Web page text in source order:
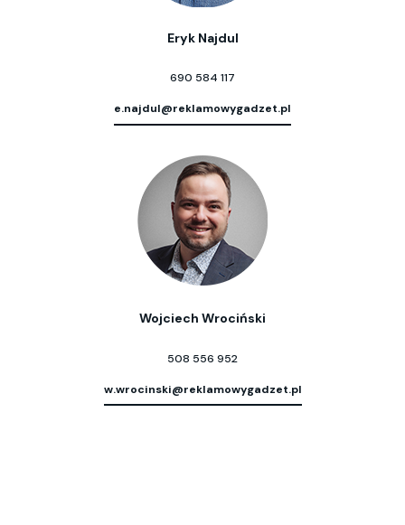
Eryk Najdul
690 584 117
e.najdul@reklamowygadzet.pl
Wojciech Wrociński
508 556 952
w.wrocinski@reklamowygadzet.pl